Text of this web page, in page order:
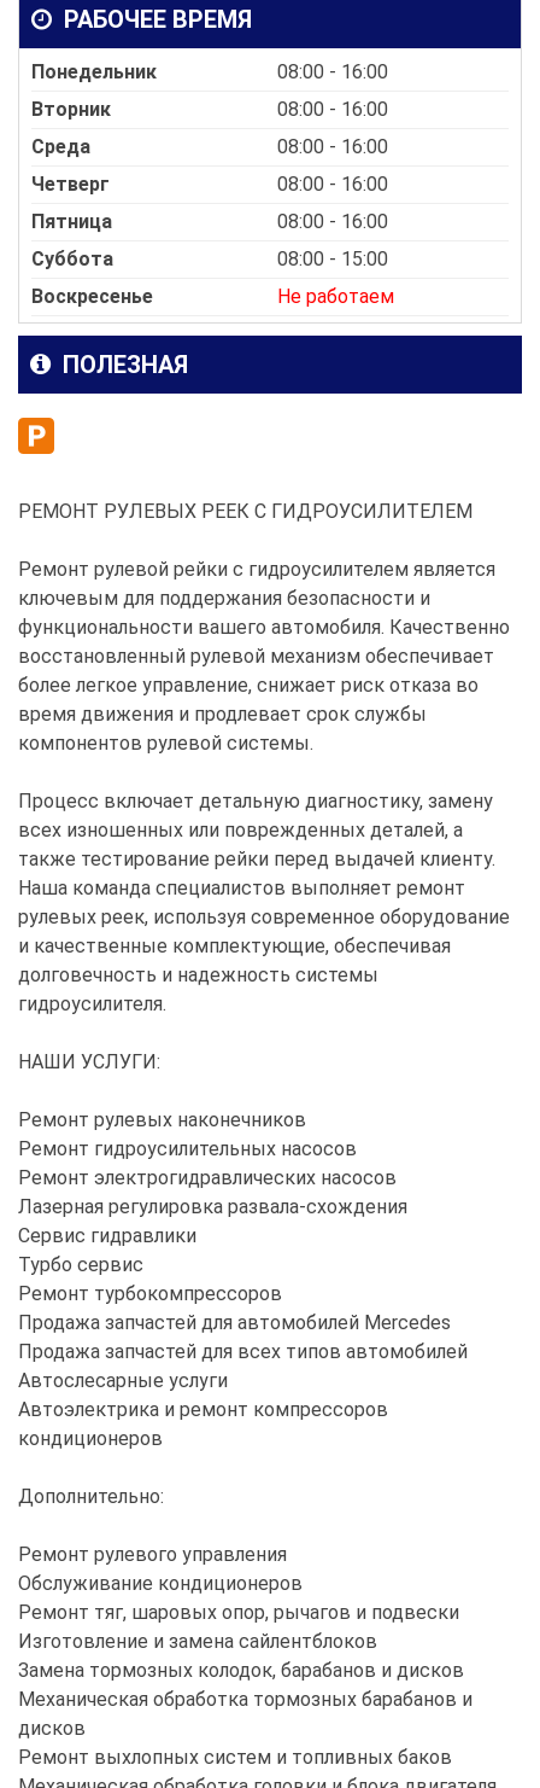
РАБОЧЕЕ ВРЕМЯ
Понедельник
08:00 - 16:00
Вторник
08:00 - 16:00
Среда
08:00 - 16:00
Четверг
08:00 - 16:00
Пятница
08:00 - 16:00
Суббота
08:00 - 15:00
Воскресенье
Не работаем
ПОЛЕЗНАЯ
РЕМОНТ РУЛЕВЫХ РЕЕК С ГИДРОУСИЛИТЕЛЕМ
Ремонт рулевой рейки с гидроусилителем является
ключевым для поддержания безопасности и
функциональности вашего автомобиля. Качественно
восстановленный рулевой механизм обеспечивает
более легкое управление, снижает риск отказа во
время движения и продлевает срок службы
компонентов рулевой системы.
Процесс включает детальную диагностику, замену
всех изношенных или поврежденных деталей, а
также тестирование рейки перед выдачей клиенту.
Наша команда специалистов выполняет ремонт
рулевых реек, используя современное оборудование
и качественные комплектующие, обеспечивая
долговечность и надежность системы
гидроусилителя.
НАШИ УСЛУГИ:
Ремонт рулевых наконечников
Ремонт гидроусилительных насосов
Ремонт электрогидравлических насосов
Лазерная регулировка развала-схождения
Сервис гидравлики
Турбо сервис
Ремонт турбокомпрессоров
Продажа запчастей для автомобилей Mercedes
Продажа запчастей для всех типов автомобилей
Автослесарные услуги
Автоэлектрика и ремонт компрессоров
кондиционеров
Дополнительно:
Ремонт рулевого управления
Обслуживание кондиционеров
Ремонт тяг, шаровых опор, рычагов и подвески
Изготовление и замена сайлентблоков
Замена тормозных колодок, барабанов и дисков
Механическая обработка тормозных барабанов и
дисков
Ремонт выхлопных систем и топливных баков